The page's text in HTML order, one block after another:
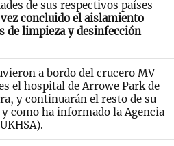
de sus respectivos países
concluido el aislamiento
de limpieza y desinfección
a bordo del crucero MV
el hospital de Arrowe Park de
y continuarán el resto de su
como ha informado la Agencia